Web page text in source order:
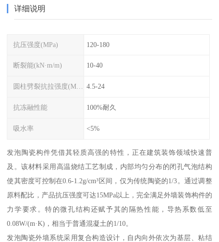
详细说明
抗压强度(MPa) 120-180
断裂能(kN·m/m) 10-40
圆柱劈裂抗拉强度(MPa) 4.5-24
抗冻融性能 100%耐久
吸水率 <5%
发泡陶瓷构件凭借其轻质高强的特性，正在建筑装饰领域快速普
及。该材料采用高温烧结工艺制成，内部均匀分布的闭孔气泡结构
使其密度可控制在0.6-1.2g/cm³区间，仅为传统陶瓷的1/3。通过调整
原料配比，产品抗压强度可达15MPa以上，完全满足外墙装饰构件的
力学要求。特的微孔结构还赋予其的隔热性能，导热系数低至
0.08W/(m·K)，相当于普通混凝土的1/10。
发泡陶瓷外墙系统采用复合构造设计，自内向外依次为基层、粘结